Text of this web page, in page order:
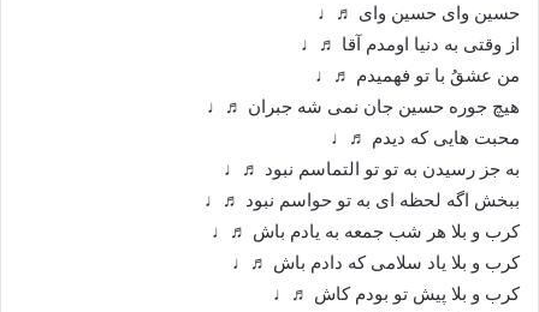
حسین وای حسین وای ♬♩
از وقتی به دنیا اومدم آقا ♬♩
من عشقُ با تو فهمیدم ♬♩
هیچ جوره حسین جان نمی شه جبران ♬♩
محبت هایی که دیدم ♬♩
به جز رسیدن به تو تو التماسم نبود ♬♩
ببخش اگه لحظه ای به تو حواسم نبود ♬♩
کرب و بلا هر شب جمعه به یادم باش ♬♩
کرب و بلا یاد سلامی که دادم باش ♬♩
کرب و بلا پیش تو بودم کاش ♬♩